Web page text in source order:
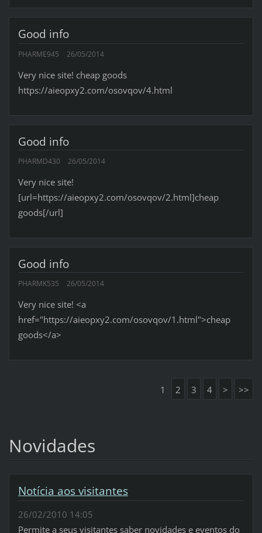
Good info
PHARME945 26/05/2014
Very nice site! cheap goods
https://aieopxy2.com/osovqov/4.html
Good info
PHARMD430 26/05/2014
Very nice site!
[url=https://aieopxy2.com/osovqov/2.html]cheap
goods[/url]
Good info
PHARMK535 26/05/2014
Very nice site! <a
href="https://aieopxy2.com/osovqov/1.html">cheap
goods</a>
1 2 3 4 > >>
Novidades
Notícia aos visitantes
26/02/2010 14:05
Permite a seus visitantes saber novidades e eventos do